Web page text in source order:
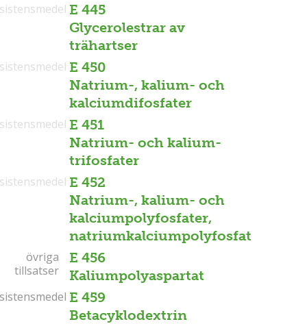
E 445
Glycerolestrar av
trähartser
E 450
Natrium-, kalium- och
kalciumdifosfater
E 451
Natrium- och kalium-
trifosfater
E 452
Natrium-, kalium- och
kalciumpolyfosfater,
natriumkalciumpolyfosfat
E 456
Kaliumpolyaspartat
övriga
tillsatser
övriga
tillsatser
E 459
Betacyklodextrin